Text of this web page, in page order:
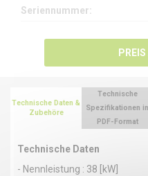
Seriennummer:
Technische Daten &
Zubehöre
Technische Daten
- Nennleistung : 38 [kW]
Technische
Spezifikationen in
PDF-Format